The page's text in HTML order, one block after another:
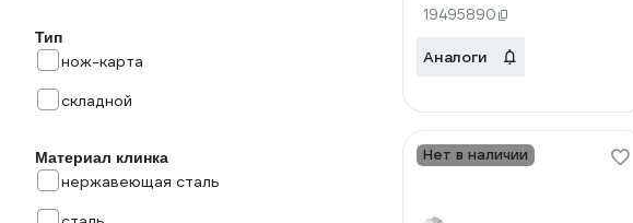
Тип
нож-карта
складной
Материал клинка
нержавеющая сталь
19495890
Аналоги
Нет в наличии